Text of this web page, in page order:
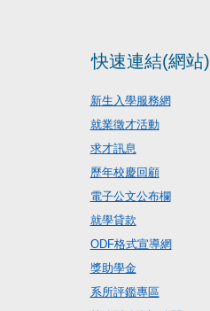
快速連結(網站)
新生入學服務網
就業徵才活動
求才訊息
歷年校慶回顧
電子公文公布欄
就學貸款
ODF格式宣導網
獎助學金
系所評鑑專區